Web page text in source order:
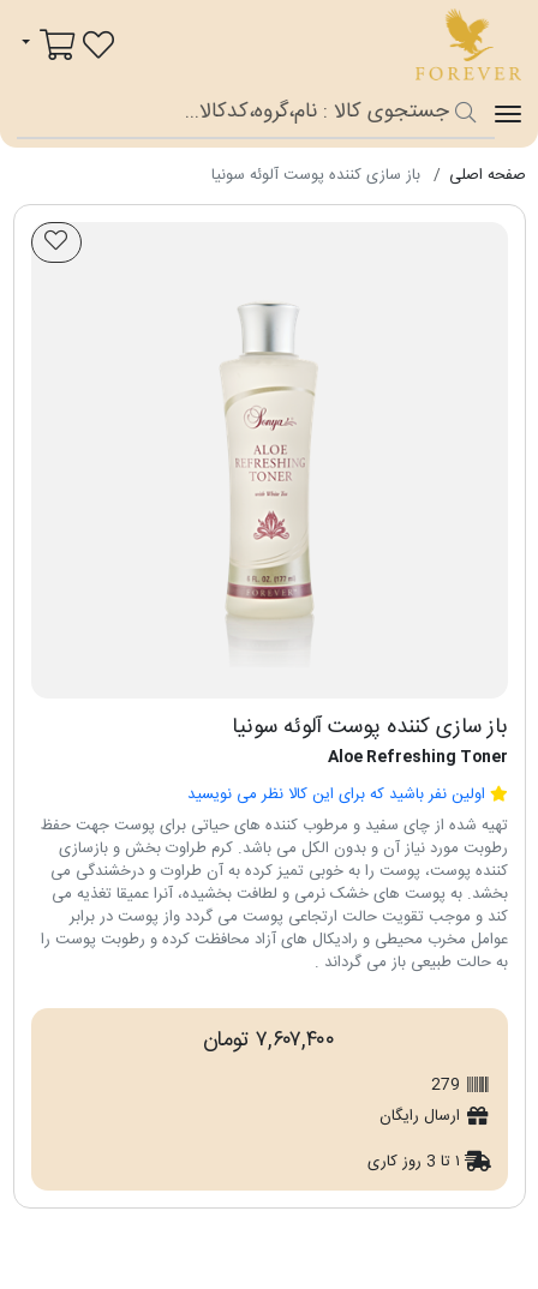
سبد خرید
صفحه اصلی باز سازی کننده پوست آلوئه سونیا
باز سازی کننده پوست آلوئه سونیا
Aloe Refreshing Toner
اولین نفر باشید که برای این کالا نظر می نویسید
تهیه شده از چای سفید و مرطوب کننده های حیاتی برای پوست جهت حفظ
رطوبت مورد نیاز آن و بدون الکل می باشد. کرم طراوت بخش و بازسازی
کننده پوست، پوست را به خوبی تمیز کرده به آن طراوت و درخشندگی می
بخشد. به پوست های خشک نرمی و لطافت بخشیده، آنرا عمیقا تغذیه می
کند و موجب تقویت حالت ارتجاعی پوست می گردد واز پوست در برابر
عوامل مخرب محیطی و رادیکال های آزاد محافظت کرده و رطوبت پوست را
به حالت طبیعی باز می گرداند .
۷,۶۰۷,۴۰۰ تومان
279
ارسال رایگان
۱ تا 3 روز کاری